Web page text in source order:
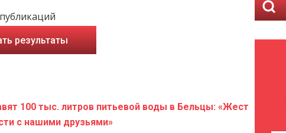
результаты
100 тыс. литров питьевой воды в Бельцы: «Жест
с нашими друзьями»